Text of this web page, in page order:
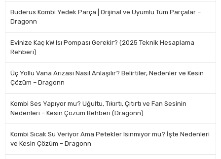
Buderus Kombi Yedek Parça | Orijinal ve Uyumlu Tüm Parçalar –
Dragonn
Evinize Kaç kW Isı Pompası Gerekir? (2025 Teknik Hesaplama
Rehberi)
Üç Yollu Vana Arızası Nasıl Anlaşılır? Belirtiler, Nedenler ve Kesin
Çözüm – Dragonn
Kombi Ses Yapıyor mu? Uğultu, Tıkırtı, Çıtırtı ve Fan Sesinin
Nedenleri – Kesin Çözüm Rehberi (Dragonn)
Kombi Sıcak Su Veriyor Ama Petekler Isınmıyor mu? İşte Nedenleri
ve Kesin Çözüm – Dragonn